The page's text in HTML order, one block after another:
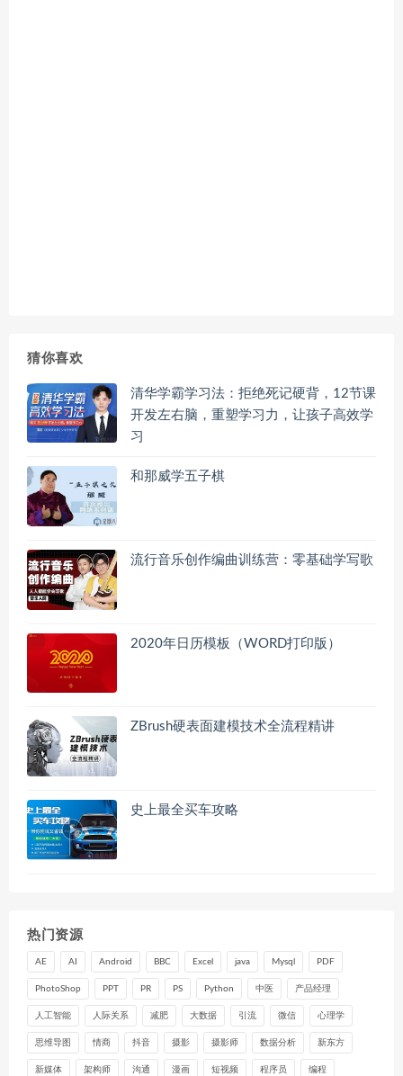
猜你喜欢
清华学霸学习法：拒绝死记硬背，12节课
开发左右脑，重塑学习力，让孩子高效学
习
和那威学五子棋
流行音乐创作编曲训练营：零基础学写歌
2020年日历模板（WORD打印版）
ZBrush硬表面建模技术全流程精讲
史上最全买车攻略
热门资源
AE AI Android BBC Excel java Mysql PDF
PhotoShop PPT PR PS Python 中医 产品经理
人工智能 人际关系 减肥 大数据 引流 微信 心理学
思维导图 情商 抖音 摄影 摄影师 数据分析 新东方
新媒体 架构师 沟通 漫画 短视频 程序员 编程